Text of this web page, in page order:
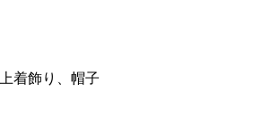
着飾り、帽子